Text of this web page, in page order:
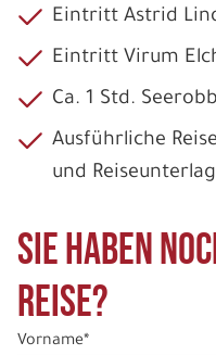
Eintritt Astrid
Eintritt Virum
Ca. 1 Std.
Ausführliche
und
Sie haben
Reise?
Vorname*